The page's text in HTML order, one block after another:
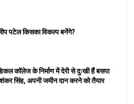
पटेल किसका विकल्प बनेंगे?
कॉलेज के निर्माण में देरी से दुःखी हैं बसपा
सिंह, अपनी जमीन दान करने को तैयार